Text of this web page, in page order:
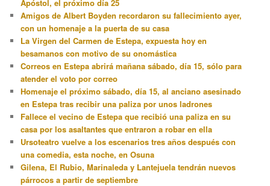
Apóstol, el próximo día 25
Amigos de Albert Boyden recordaron su fallecimiento ayer,
con un homenaje a la puerta de su casa
La Virgen del Carmen de Estepa, expuesta hoy en
besamanos con motivo de su onomástica
Correos en Estepa abrirá mañana sábado, día 15, sólo para
atender el voto por correo
Homenaje el próximo sábado, día 15, al anciano asesinado
en Estepa tras recibir una paliza por unos ladrones
Fallece el vecino de Estepa que recibió una paliza en su
casa por los asaltantes que entraron a robar en ella
Ursoteatro vuelve a los escenarios tres años después con
una comedia, esta noche, en Osuna
Gilena, El Rubio, Marinaleda y Lantejuela tendrán nuevos
párrocos a partir de septiembre